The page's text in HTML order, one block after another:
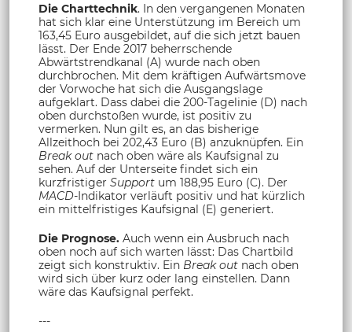
Die Charttechnik. In den vergangenen Monaten
hat sich klar eine Unterstützung im Bereich um
163,45 Euro ausgebildet, auf die sich jetzt bauen
lässt. Der Ende 2017 beherrschende
Abwärtstrendkanal (A) wurde nach oben
durchbrochen. Mit dem kräftigen Aufwärtsmove
der Vorwoche hat sich die Ausgangslage
aufgeklart. Dass dabei die 200-Tagelinie (D) nach
oben durchstoßen wurde, ist positiv zu
vermerken. Nun gilt es, an das bisherige
Allzeithoch bei 202,43 Euro (B) anzuknüpfen. Ein
Break out nach oben wäre als Kaufsignal zu
sehen. Auf der Unterseite findet sich ein
kurzfristiger Support um 188,95 Euro (C). Der
MACD-Indikator verläuft positiv und hat kürzlich
ein mittelfristiges Kaufsignal (E) generiert.
Die Prognose. Auch wenn ein Ausbruch nach
oben noch auf sich warten lässt: Das Chartbild
zeigt sich konstruktiv. Ein Break out nach oben
wird sich über kurz oder lang einstellen. Dann
wäre das Kaufsignal perfekt.
---